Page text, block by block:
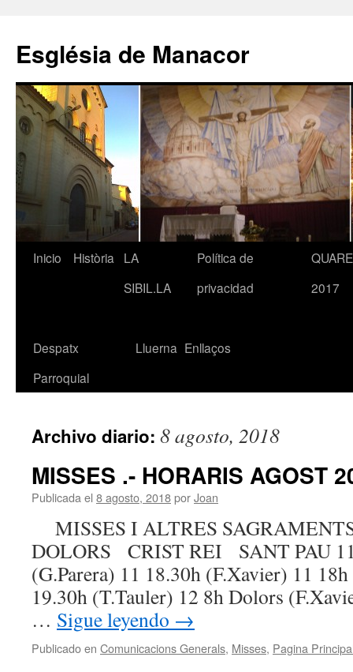
contenido
Església de Manacor
Inicio Història
LA
SIBIL.LA
Política de
privacidad
2017
Despatx
Parroquial
Lluerna Enllaços
Archivo diario: 8 agosto, 2018
MISSES .- HORARIS AGOST
Publicada el 8 agosto, 2018porJoan
MISSES I ALTRES
DOLORS CRIST REI SANT PAU
(G.Parera) 11 18.30h (F.Xavier) 11
19.30h (T.Tauler) 12 8h Dolors
… Sigue leyendo →
Publicado en Comunicacions Generals, Misses, Pagina